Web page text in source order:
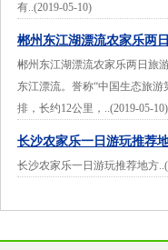
有..(2019-05-10)
郴州东江湖漂流农家乐两
郴州东江湖漂流农家乐两日旅
东江漂流。誉称“中国生态旅
排，长约12公里，..(2019-05-10)
长沙农家乐一日游玩推荐
长沙农家乐一日游玩推荐地方